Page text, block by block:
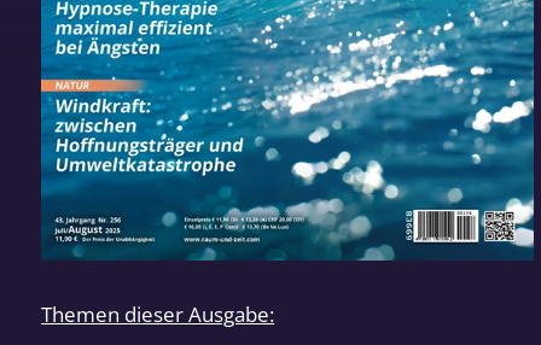
Themen dieser Ausgabe: